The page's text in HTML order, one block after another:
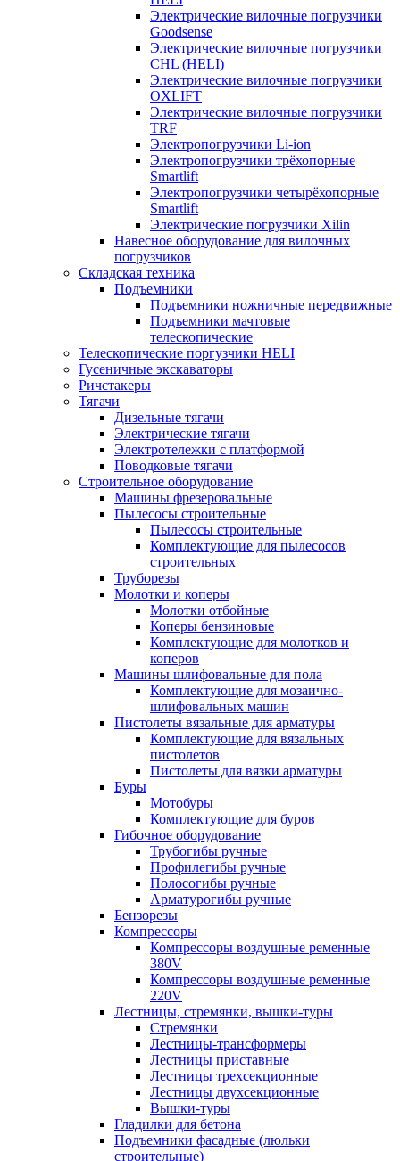
Электрические вилочные погрузчики
Goodsense
Электрические вилочные погрузчики
CHL (HELI)
Электрические вилочные погрузчики
OXLIFT
Электрические вилочные погрузчики
TRF
Электропогрузчики Li-ion
Электропогрузчики трёхопорные
Smartlift
Электропогрузчики четырёхопорные
Smartlift
Электрические погрузчики Xilin
Навесное оборудование для вилочных
погрузчиков
Складская техника
Подъемники
Подъемники ножничные передвижные
Подъемники мачтовые
телескопические
Телескопические поргузчики HELI
Гусеничные экскаваторы
Ричстакеры
Тягачи
Дизельные тягачи
Электрические тягачи
Электротележки с платформой
Поводковые тягачи
Строительное оборудование
Машины фрезеровальные
Пылесосы строительные
Пылесосы строительные
Комплектующие для пылесосов
строительных
Труборезы
Молотки и коперы
Молотки отбойные
Коперы бензиновые
Комплектующие для молотков и
коперов
Машины шлифовальные для пола
Комплектующие для мозаично-
шлифовальных машин
Пистолеты вязальные для арматуры
Комплектующие для вязальных
пистолетов
Пистолеты для вязки арматуры
Буры
Мотобуры
Комплектующие для буров
Гибочное оборудование
Трубогибы ручные
Профилегибы ручные
Полосогибы ручные
Арматурогибы ручные
Бензорезы
Компрессоры
Компрессоры воздушные ременные
380V
Компрессоры воздушные ременные
220V
Лестницы, стремянки, вышки-туры
Стремянки
Лестницы-трансформеры
Лестницы приставные
Лестницы трехсекционные
Лестницы двухсекционные
Вышки-туры
Гладилки для бетона
Подъемники фасадные (люльки
строительные)